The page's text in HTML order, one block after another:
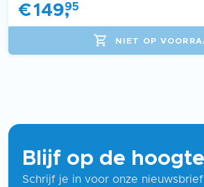
€149,
95
NIET OP
Blijf op de hoogte
Schrijf je in voor onze